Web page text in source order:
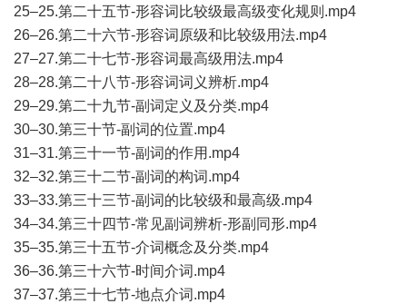
25–25.第二十五节-形容词比较级最高级变化规则.mp4
26–26.第二十六节-形容词原级和比较级用法.mp4
27–27.第二十七节-形容词最高级用法.mp4
28–28.第二十八节-形容词词义辨析.mp4
29–29.第二十九节-副词定义及分类.mp4
30–30.第三十节-副词的位置.mp4
31–31.第三十一节-副词的作用.mp4
32–32.第三十二节-副词的构词.mp4
33–33.第三十三节-副词的比较级和最高级.mp4
34–34.第三十四节-常见副词辨析-形副同形.mp4
35–35.第三十五节-介词概念及分类.mp4
36–36.第三十六节-时间介词.mp4
37–37.第三十七节-地点介词.mp4